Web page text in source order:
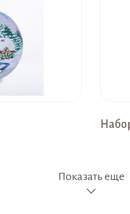
Показать еще